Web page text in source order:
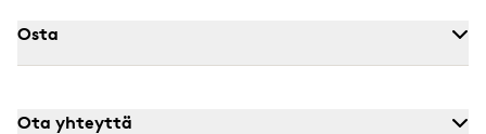
Osta
Ota yhteyttä